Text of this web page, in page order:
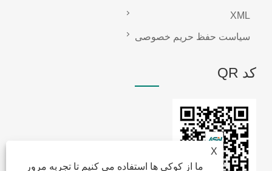
X
ما از کوکی ها استفاده می کنیم تا تجربه مرور
XML
سیاست حفظ حریم خصوصی
کد QR